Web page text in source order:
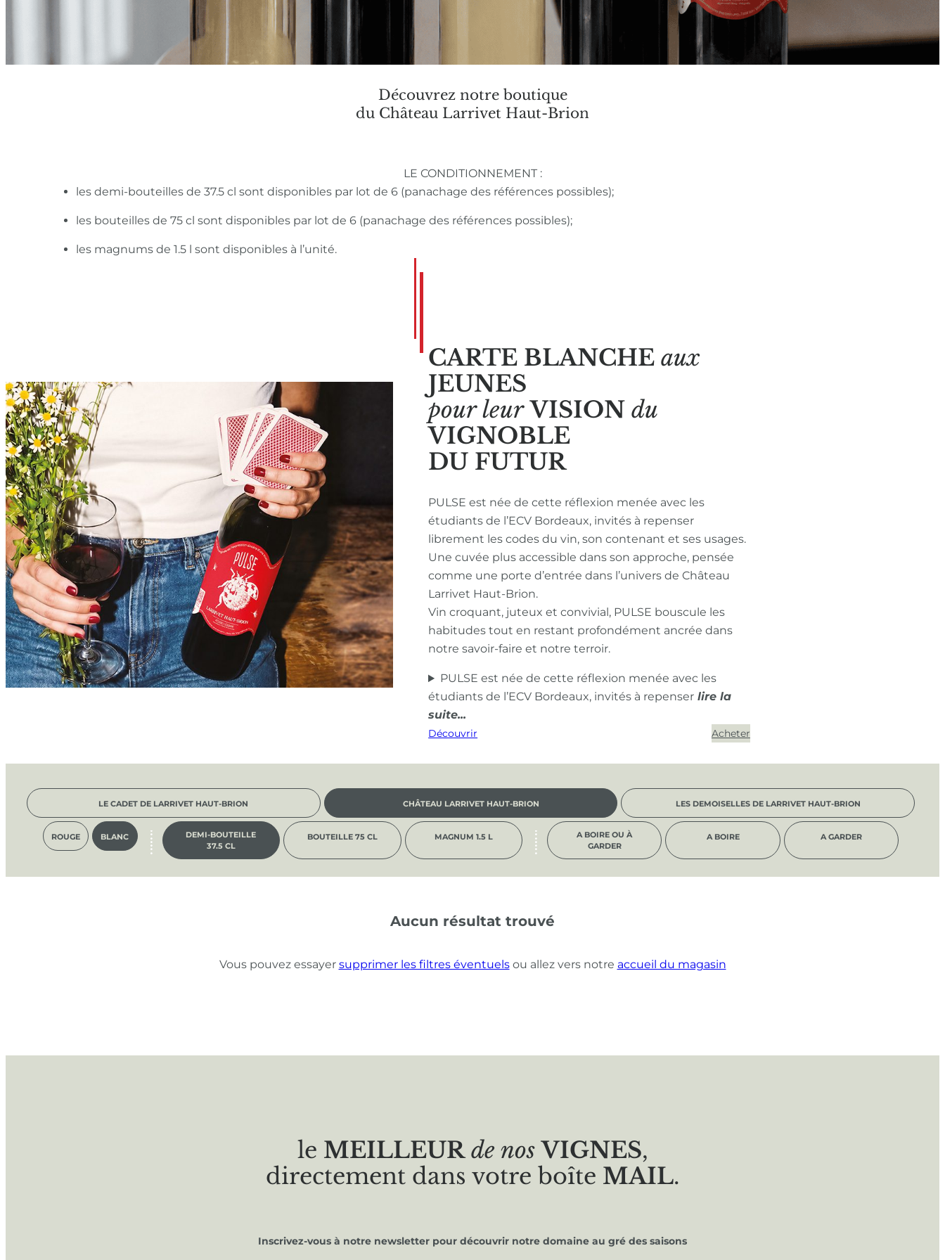
Découvrez notre boutique
du Château Larrivet Haut-Brion
LE CONDITIONNEMENT :
les demi-bouteilles de 37.5 cl sont disponibles par lot de 6 (panachage des références possibles);
les bouteilles de 75 cl sont disponibles par lot de 6 (panachage des références possibles);
les magnums de 1.5 l sont disponibles à l’unité.
CARTE BLANCHE aux
JEUNES
pour leur VISIONdu
VIGNOBLE
DU FUTUR
PULSE est née de cette réflexion menée avec les
étudiants de l’ECV Bordeaux, invités à repenser
librement les codes du vin, son contenant et ses usages.
Une cuvée plus accessible dans son approche, pensée
comme une porte d’entrée dans l’univers de Château
Larrivet Haut-Brion.
Vin croquant, juteux et convivial, PULSE bouscule les
habitudes tout en restant profondément ancrée dans
notre savoir-faire et notre terroir.
PULSE est née de cette réflexion menée avec les
étudiants de l’ECV Bordeaux, invités à repenser
Découvrir Acheter
LE CADET DE LARRIVET HAUT-BRION CHÂTEAU LARRIVET HAUT-BRION LES DEMOISELLES DE LARRIVET HAUT-BRION
ROUGE BLANC
DEMI-BOUTEILLE
37.5 CL
BOUTEILLE 75 CL MAGNUM 1.5 L
A BOIRE OU À
GARDER
A BOIRE A GARDER
Aucun résultat trouvé
Vous pouvez essayer supprimer les filtres éventuelsou allez vers notre accueil du magasin
le MEILLEUR de nos VIGNES,
directement dans votre boîte MAIL.
Inscrivez-vous à notre newsletter pour découvrir notre domaine au gré des saisons